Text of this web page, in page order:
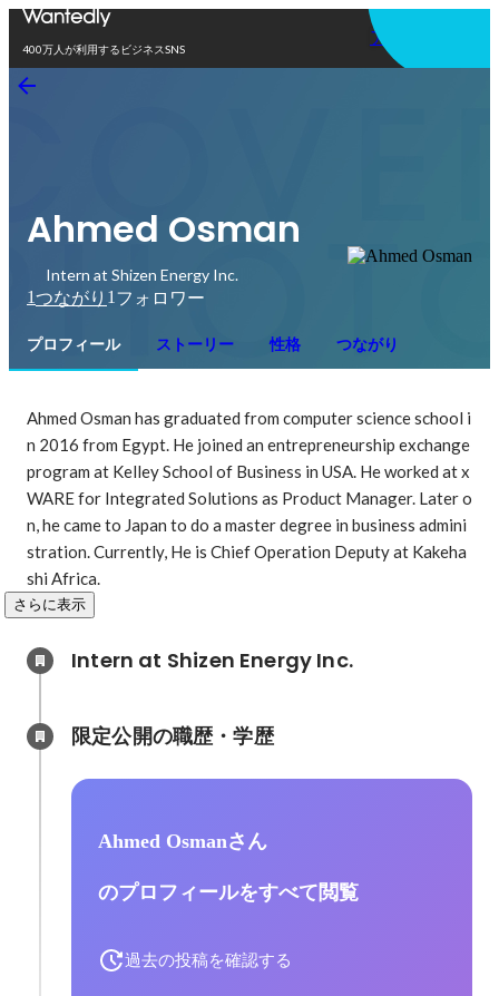
400万人が利用するビジネスSNS
アプリを使う
Ahmed Osman
Intern at Shizen Energy Inc.
1つながり 1 フォロワー
プロフィール ストーリー 性格 つながり
Ahmed Osman has graduated from computer science school i
n 2016 from Egypt. He joined an entrepreneurship exchange
program at Kelley School of Business in USA. He worked at x
WARE for Integrated Solutions as Product Manager. Later o
n, he came to Japan to do a master degree in business admini
stration. Currently, He is Chief Operation Deputy at Kakeha
shi Africa.
さらに表示
Intern at Shizen Energy Inc.
限定公開の職歴・学歴
Ahmed Osmanさん
のプロフィールをすべて閲覧
過去の投稿を確認する